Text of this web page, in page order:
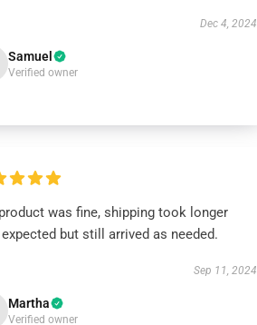
Dec 4, 2024
Samuel
Verified owner
was fine, shipping took longer
but still arrived as needed.
Sep 11, 2024
Martha
Verified owner